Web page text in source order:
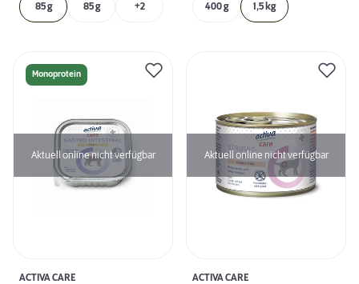
85 g 85 g +2 400 g 1,5 kg
Monoprotein
Aktuell online nicht verfügbar
ACTIVA CARE
Aktuell online nicht verfügbar
ACTIVA CARE